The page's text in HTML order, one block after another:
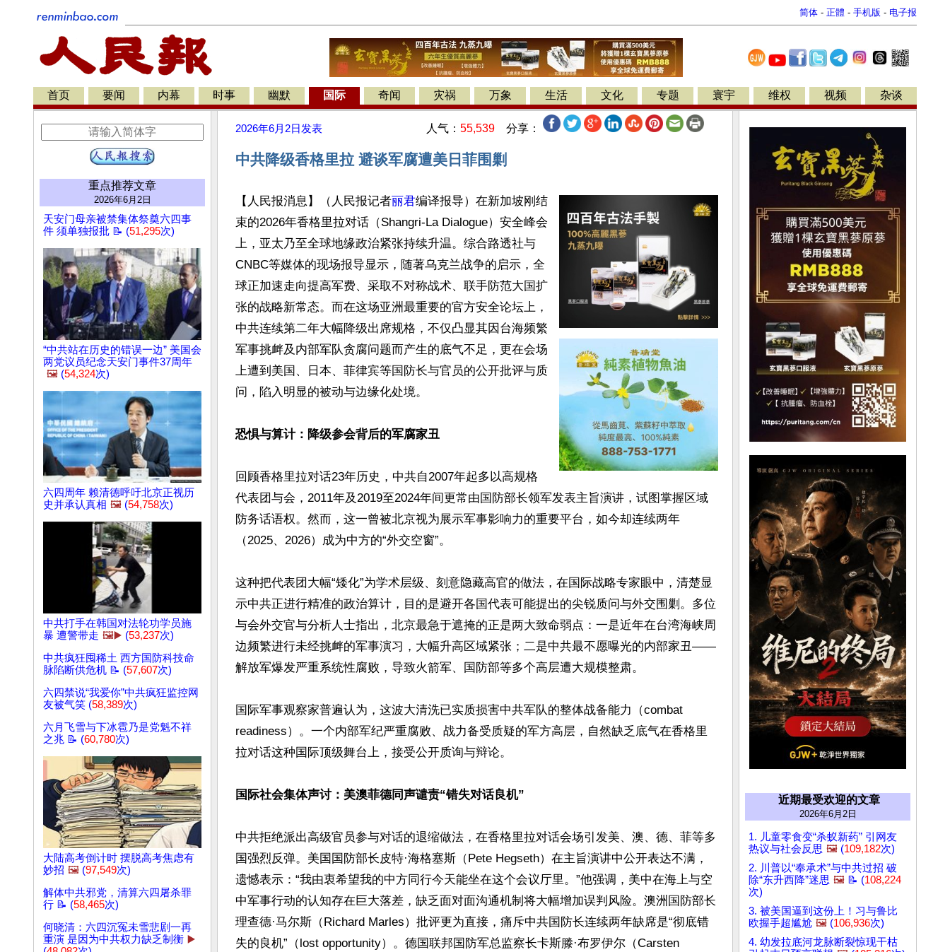
简体 - 正體 - 手机版 - 电子报
首页 要闻 内幕 时事 幽默 国际 奇闻 灾祸 万象 生活 文化 专题 寰宇 维权 视频 杂谈
重点推荐文章
2026年6月2日
天安门母亲被禁集体祭奠六四事
件 须单独报批 📝 (51,295次)
“中共站在历史的错误一边” 美国会
两党议员纪念天安门事件37周年
🖼️ (54,324次)
六四周年 赖清德呼吁北京正视历
史并承认真相 🖼️ (54,758次)
中共打手在韩国对法轮功学员施
暴 遭警带走 🖼️▶️ (53,237次)
中共疯狂囤稀土 西方国防科技命
脉陷断供危机 📝 (57,607次)
六四禁说“我爱你”中共疯狂监控网
友被气笑 (58,389次)
六月飞雪与下冰雹乃是党魁不祥
之兆 📝 (60,780次)
大陆高考倒计时 摆脱高考焦虑有
妙招 🖼️ (97,549次)
解体中共邪党，清算六四屠杀罪
行 📝 (58,465次)
何晓清：六四沉冤未雪悲剧一再
重演 是因为中共权力缺乏制衡 ▶️
2026年6月2日 发表 人气： 55,539 分享：
中共降级香格里拉 避谈军腐遭美日菲围剿
【人民报消息】（人民报记者丽君编译报导）在新加坡刚结
束的2026年香格里拉对话（Shangri-La Dialogue）安全峰会
上，亚太乃至全球地缘政治紧张持续升温。综合路透社与
CNBC等媒体的现场报导显示，随著乌克兰战争的启示，全
球正加速走向提高军费、采取不对称战术、联手防范大国扩
张的战略新常态。而在这场亚洲最重要的官方安全论坛上，
中共连续第二年大幅降级出席规格，不仅凸显其因台海频繁
军事挑衅及内部军队贪腐问题而产生的底气不足，更在会场
上遭到美国、日本、菲律宾等国防长与官员的公开批评与质
问，陷入明显的被动与边缘化处境。
恐惧与算计：降级参会背后的军腐家丑
回顾香格里拉对话23年历史，中共自2007年起多以高规格
代表团与会，2011年及2019至2024年间更常由国防部长领军发表主旨演讲，试图掌握区域
防务话语权。然而，这一曾被北京视为展示军事影响力的重要平台，如今却连续两年
（2025、2026）成为中方的“外交空窗”。
这种把代表团大幅“矮化”为学术层级、刻意隐藏高官的做法，在国际战略专家眼中，清楚显
示中共正进行精准的政治算计，目的是避开各国代表可能提出的尖锐质问与外交围剿。多位
与会外交官与分析人士指出，北京最急于遮掩的正是两大致命弱点：一是近年在台湾海峡周
边频繁进行未经挑衅的军事演习，大幅升高区域紧张；二是中共最不愿曝光的内部家丑——
解放军爆发严重系统性腐败，导致火箭军、国防部等多个高层遭大规模整肃。
国际军事观察家普遍认为，这波大清洗已实质损害中共军队的整体战备能力（combat
readiness）。一个内部军纪严重腐败、战力备受质疑的军方高层，自然缺乏底气在香格里
拉对话这种国际顶级舞台上，接受公开质询与辩论。
国际社会集体声讨：美澳菲德同声谴责“错失对话良机”
中共拒绝派出高级官员参与对话的退缩做法，在香格里拉对话会场引发美、澳、德、菲等多
国强烈反弹。美国国防部长皮特·海格塞斯（Pete Hegseth）在主旨演讲中公开表达不满，
遗憾表示：“我由衷希望我的中方同行今天能坐在这个会议厅里。”他强调，美中在海上与空
中军事行动的认知存在巨大落差，缺乏面对面沟通机制将大幅增加误判风险。澳洲国防部长
理查德·马尔斯（Richard Marles）批评更为直接，痛斥中共国防长连续两年缺席是“彻底错
失的良机”（lost opportunity）。德国联邦国防军总监察长卡斯滕·布罗伊尔（Carsten
近期最受欢迎的文章
2026年6月2日
1. 儿童零食变“杀蚁新药” 引网友
热议与社会反思 🖼️ (109,182次)
2. 川普以“奉承术”与中共过招 破
除“东升西降”迷思 🖼️ 📝 (108,224
次)
3. 被美国逼到这份上！习与鲁比
欧握手超尴尬 🖼️ (106,936次)
4. 幼发拉底河龙脉断裂惊现干枯